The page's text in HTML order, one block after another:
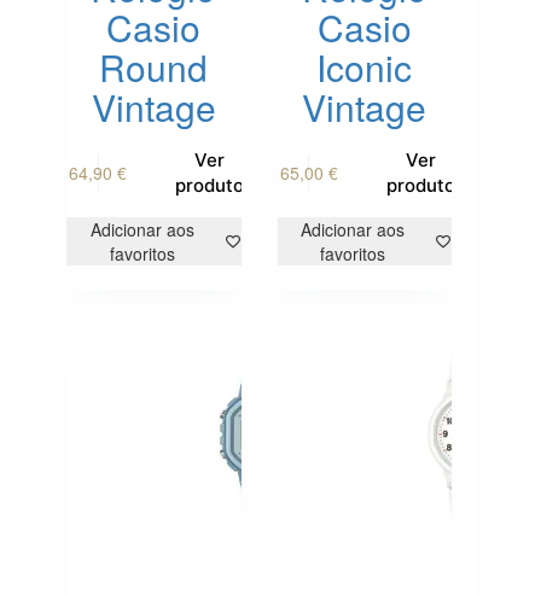
Casio
Round
Vintage
64,90€
Ver
produto
Adicionar aos
favoritos
Casio
Iconic
Vintage
65,00 €
Ver
produto
Adicionar aos
favoritos